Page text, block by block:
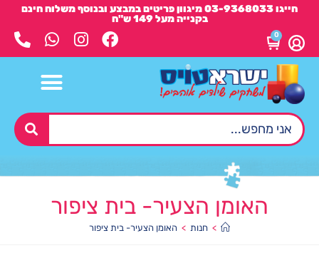
חייגו 03-9368033 מיגוון פריטים במבצע ובנוסף משלוח חינם
בקנייה מעל 149 ש"ח
0
האומן הצעיר- בית ציפור
> חנות > האומן הצעיר- בית ציפור